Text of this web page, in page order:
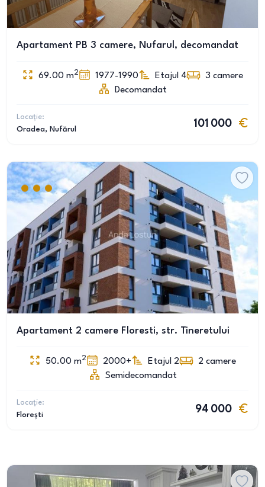
Apartament PB 3 camere, Nufarul, decomandat
69.00 m2 1977-1990 Etajul 4 3 camere
Decomandat
Locație:
Oradea, Nufărul
101 000
Apartament 2 camere Floresti, str. Tineretului
50.00 m2 2000+ Etajul 2 2 camere
Semidecomandat
Locație:
Florești
94 000